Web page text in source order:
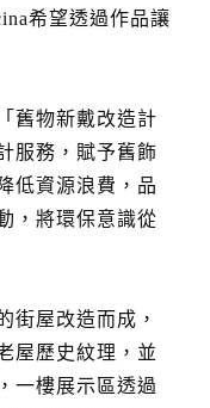
希望透過作品讓
舊物新戴改造計
服務，賦予舊飾
低資源浪費，品
，將環保意識從
街屋改造而成，
屋歷史紋理，並
一樓展示區透過